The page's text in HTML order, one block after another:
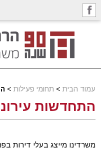
עמוד הבית > תחומי פעילות >
התחדשות
משרדינו מייצג בעלי דירות